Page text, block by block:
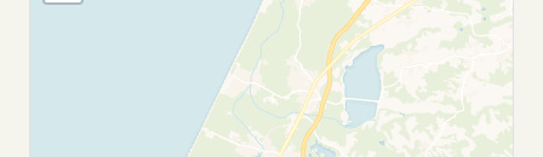
Free2Move Rent - GARAGE BARBE ET FILS -
11.5
km
BOULEVARD DES CIGALLES